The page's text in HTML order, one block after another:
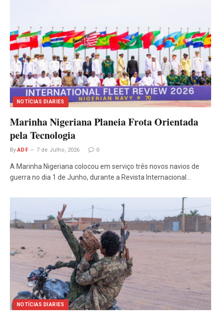
NOTÍCIAS DIARIES
Marinha Nigeriana Planeia Frota Orientada
pela Tecnologia
By ADF 7 de Julho, 2026 0
A Marinha Nigeriana colocou em serviço três novos navios de
guerra no dia 1 de Junho, durante a Revista Internacional…
NOTÍCIAS DIARIES